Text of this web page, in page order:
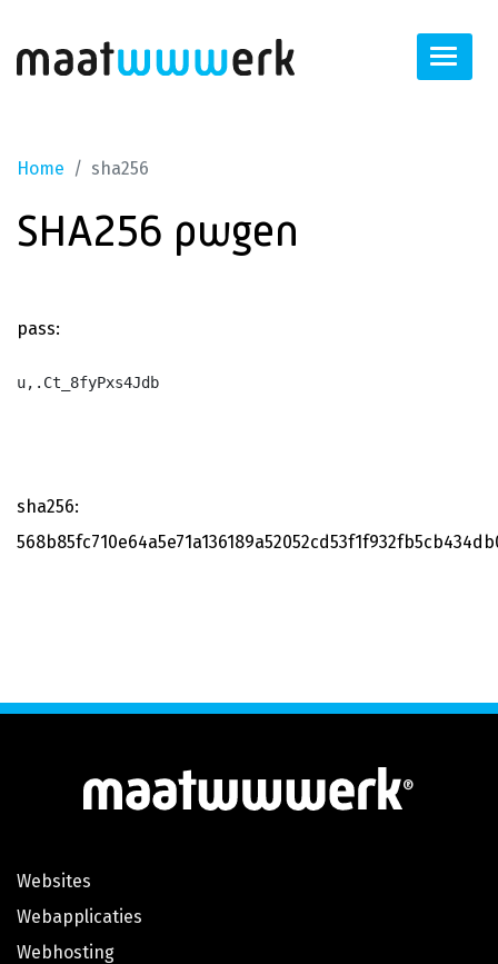
Home sha256
SHA256 pwgen
pass:
u,.Ct_8fyPxs4Jdb
sha256:
®
Websites
Webapplicaties
Webhosting